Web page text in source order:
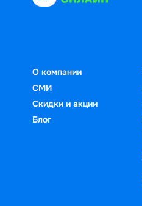
О компании
СМИ
Скидки и акции
Блог